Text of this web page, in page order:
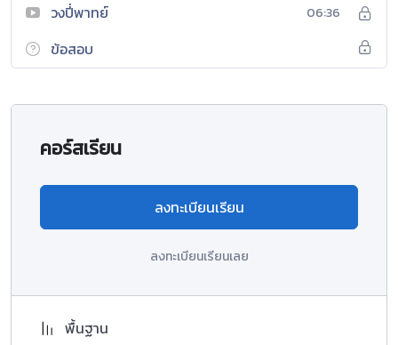
วงปี่พาทย์ 06:36
ข้อสอบ
คอร์สเรียน
ลงทะเบียนเรียน
ลงทะเบียนเรียนเลย
พื้นฐาน